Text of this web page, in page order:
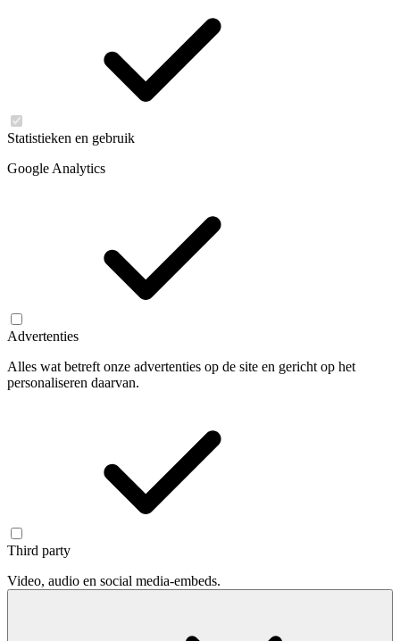
Statistieken en gebruik
Google Analytics
Advertenties
Alles wat betreft onze advertenties op de site en gericht op het
personaliseren daarvan.
Third party
Video, audio en social media-embeds.